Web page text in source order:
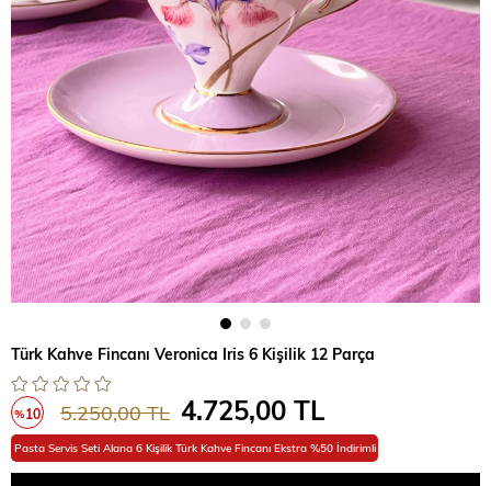
Türk Kahve Fincanı Veronica Iris 6 Kişilik 12 Parça
%10
İndirim
5.250,00 TL 4.725,00 TL
Pasta Servis Seti Alana 6 Kişilik Türk Kahve Fincanı Ekstra %50 İndirimli